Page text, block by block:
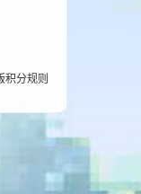
积分规则